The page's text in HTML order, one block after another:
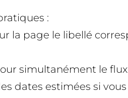
:
la page le libellé
simultanément le
dates estimées si vous